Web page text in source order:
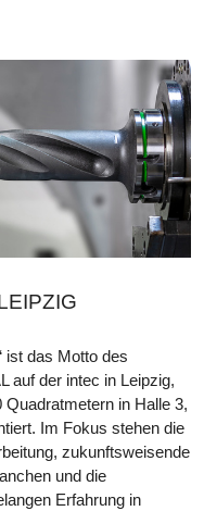
ist das Motto des
auf der intec in Leipzig,
in Halle 3,
Im Fokus stehen die
zukunftsweisende
und die
Erfahrung in